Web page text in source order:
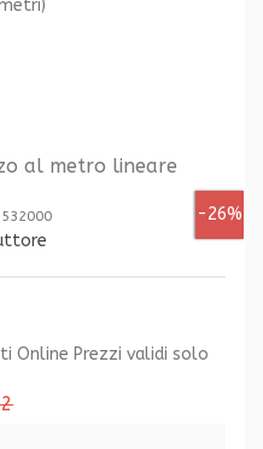
-26%
al metro lineare
Prezzi validi solo